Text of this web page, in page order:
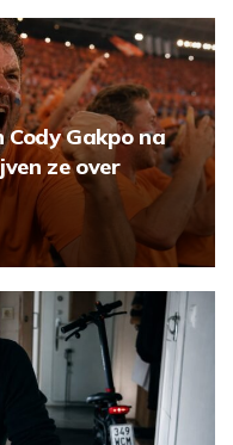
Gakpo na
ze over